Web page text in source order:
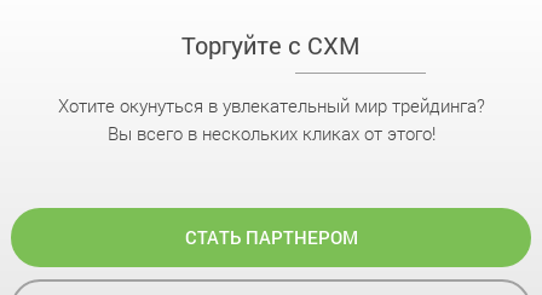
Торгуйте с CXM
Хотите окунуться в увлекательный мир трейдинга?
Вы всего в нескольких кликах от этого!
СТАТЬ ПАРТНЕРОМ